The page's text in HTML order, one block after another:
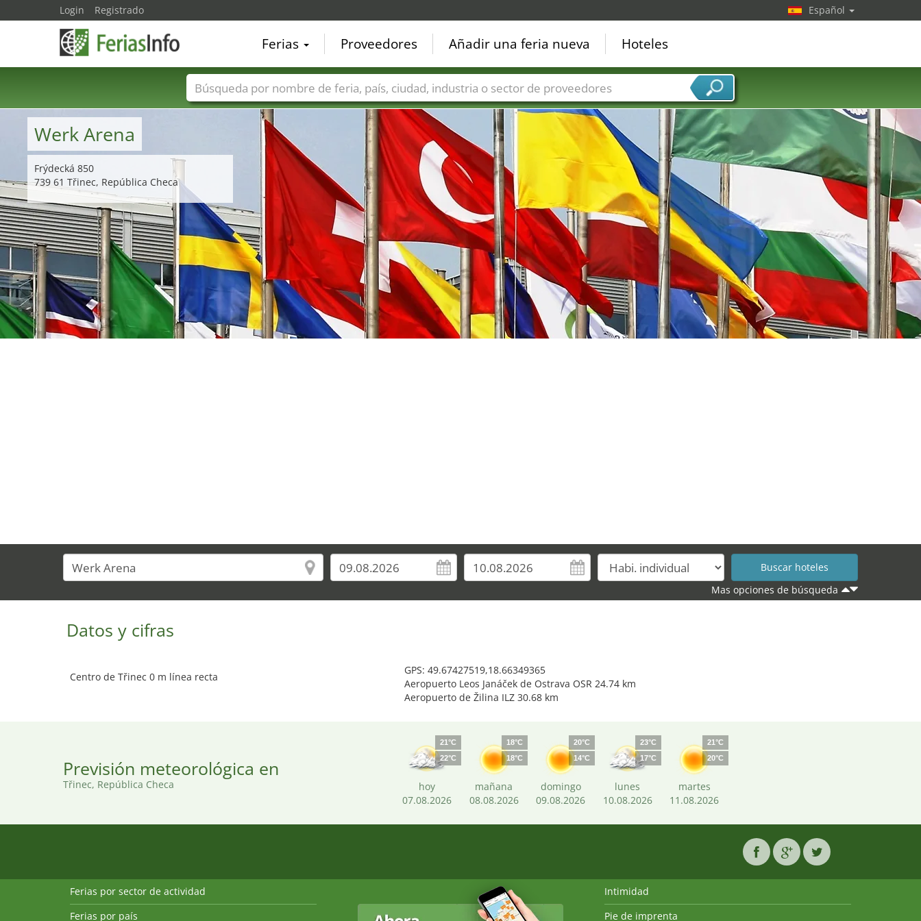
Werk Arena
Frýdecká 850
739 61 Třinec, República Checa
Mas opciones de búsqueda
Datos y cifras
Centro de Třinec 0 m línea recta
GPS: 49.67427519,18.66349365
Aeropuerto Leos Janáček de Ostrava OSR 24.74 km
Aeropuerto de Žilina ILZ 30.68 km
Previsión meteorológica en
Třinec, República Checa
21°C
22°C
hoy
07.08.2026
18°C
18°C
mañana
08.08.2026
20°C
14°C
domingo
09.08.2026
23°C
17°C
lunes
10.08.2026
21°C
20°C
martes
11.08.2026
Login Registrado Español
Ferias Proveedores Añadir una feria nueva Hoteles
Nombres de ferias Países Ciudades Sectores de ferias Sectores de proveedor de servicios
Ferias por sector de actividad
Ferias por país
Intimidad
Pie de imprenta